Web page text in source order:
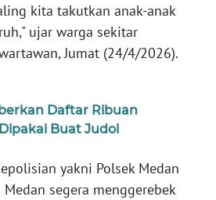
kita takutkan anak-anak
ujar warga sekitar
Jumat (24/4/2026).
Daftar Ribuan
Buat Judol
yakni Polsek Medan
segera menggerebek